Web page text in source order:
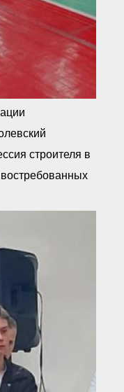
строителя в